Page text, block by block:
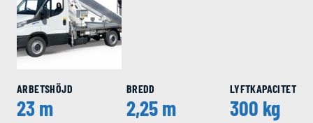
ARBETSHÖJD
23 m
BREDD
2,25 m
LYFTKAPACITET
300 kg